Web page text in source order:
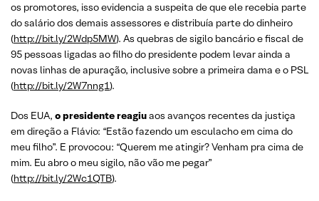
os promotores, isso evidencia a suspeita de que ele recebia parte
do salário dos demais assessores e distribuía parte do dinheiro
(http://bit.ly/2Wdp5MW). As quebras de sigilo bancário e fiscal de
95 pessoas ligadas ao filho do presidente podem levar ainda a
novas linhas de apuração, inclusive sobre a primeira dama e o PSL
(http://bit.ly/2W7nng1).
Dos EUA, o presidente reagiuaos avanços recentes da justiça
em direção a Flávio: “Estão fazendo um esculacho em cima do
meu filho”. E provocou: “Querem me atingir? Venham pra cima de
mim. Eu abro o meu sigilo, não vão me pegar”
(http://bit.ly/2Wc1QTB).